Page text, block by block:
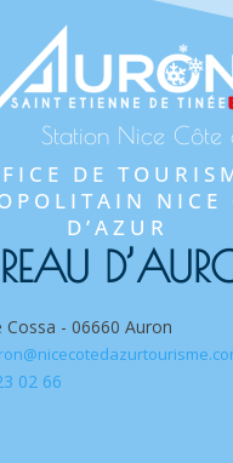
Station Nice Côte
DE
NICE
D’AZUR
Cossa - 06660 Auron
02 66